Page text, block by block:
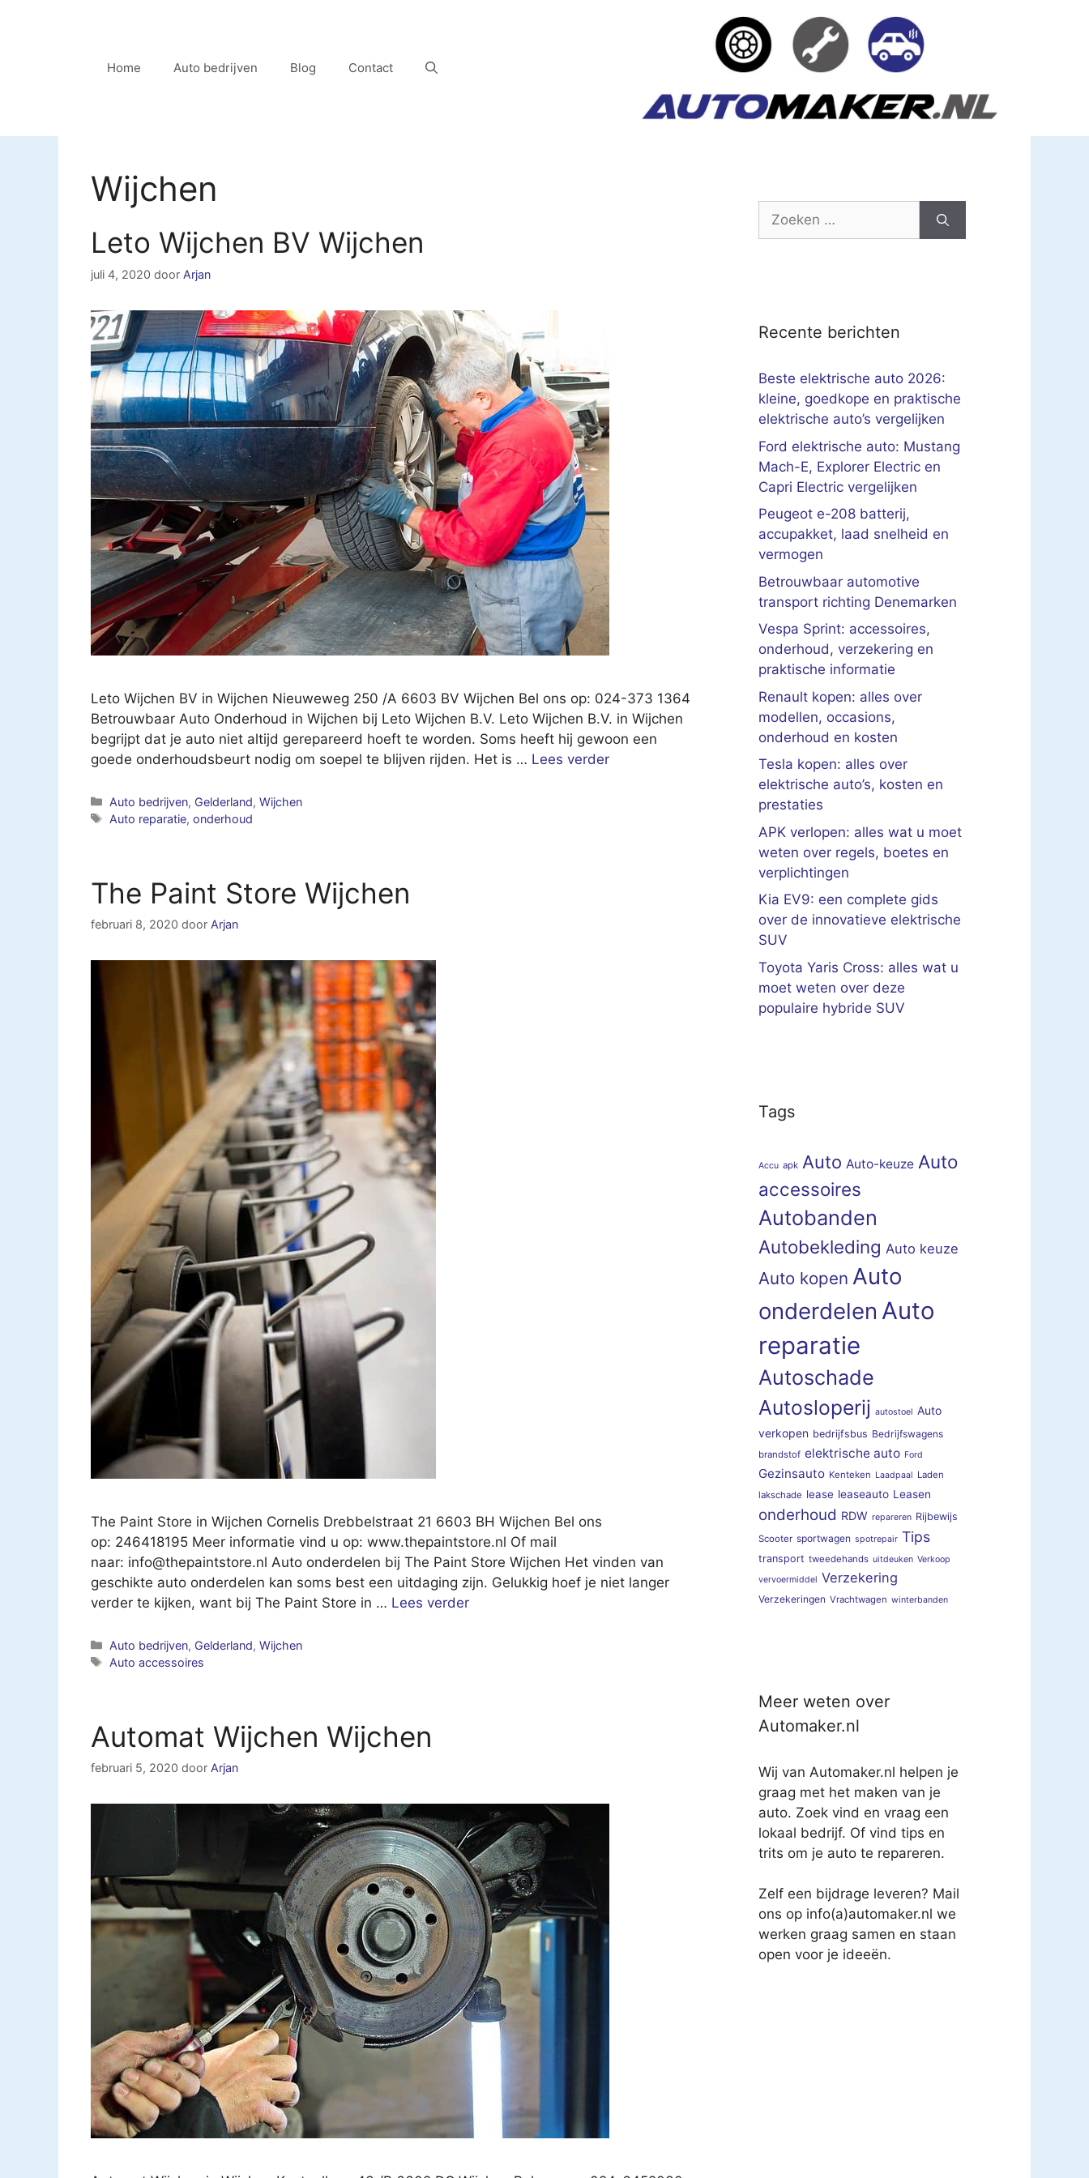
Home Auto bedrijven Blog Contact
Wijchen
Leto Wijchen BV Wijchen
juli 4, 2020 door Arjan
Leto Wijchen BV in Wijchen Nieuweweg 250 /A 6603 BV Wijchen Bel ons op: 024-373 1364
Betrouwbaar Auto Onderhoud in Wijchen bij Leto Wijchen B.V. Leto Wijchen B.V. in Wijchen
begrijpt dat je auto niet altijd gerepareerd hoeft te worden. Soms heeft hij gewoon een
goede onderhoudsbeurt nodig om soepel te blijven rijden. Het is … Lees verder
Categorieën
Auto bedrijven, Gelderland,Wijchen
Tags
Auto reparatie,onderhoud
The Paint Store Wijchen
februari 8, 2020 door Arjan
The Paint Store in Wijchen Cornelis Drebbelstraat 21 6603 BH Wijchen Bel ons
op: 246418195 Meer informatie vind u op: www.thepaintstore.nl Of mail
naar: info@thepaintstore.nl Auto onderdelen bij The Paint Store Wijchen Het vinden van
geschikte auto onderdelen kan soms best een uitdaging zijn. Gelukkig hoef je niet langer
verder te kijken, want bij The Paint Store in … Lees verder
Categorieën
Auto bedrijven, Gelderland,Wijchen
Tags
Auto accessoires
Automat Wijchen Wijchen
februari 5, 2020 door Arjan
Zoek
Recente berichten
Beste elektrische auto 2026:
kleine, goedkope en praktische
elektrische auto’s vergelijken
Ford elektrische auto: Mustang
Mach-E, Explorer Electric en
Capri Electric vergelijken
Peugeot e-208 batterij,
accupakket, laad snelheid en
vermogen
Betrouwbaar automotive
transport richting Denemarken
Vespa Sprint: accessoires,
onderhoud, verzekering en
praktische informatie
Renault kopen: alles over
modellen, occasions,
onderhoud en kosten
Tesla kopen: alles over
elektrische auto’s, kosten en
prestaties
APK verlopen: alles wat u moet
weten over regels, boetes en
verplichtingen
Kia EV9: een complete gids
over de innovatieve elektrische
SUV
Toyota Yaris Cross: alles wat u
moet weten over deze
populaire hybride SUV
Tags
Accu apk Auto Auto-keuze Auto
accessoires
Autobanden
Autobekleding Auto keuze
Auto kopen Auto
onderdelen Auto
reparatie
Autoschade
Autosloperij autostoel Auto
verkopen bedrijfsbus Bedrijfswagens
brandstof elektrische auto Ford
Gezinsauto Kenteken Laadpaal Laden
lakschade lease leaseauto Leasen
onderhoud RDW repareren Rijbewijs
Scooter sportwagen spotrepair Tips
transport tweedehands uitdeuken Verkoop
vervoermiddel Verzekering
Verzekeringen Vrachtwagen winterbanden
Meer weten over
Automaker.nl
Wij van Automaker.nl helpen je
graag met het maken van je
auto. Zoek vind en vraag een
lokaal bedrijf. Of vind tips en
trits om je auto te repareren.
Zelf een bijdrage leveren? Mail
ons op info(a)automaker.nl we
werken graag samen en staan
open voor je ideeën.